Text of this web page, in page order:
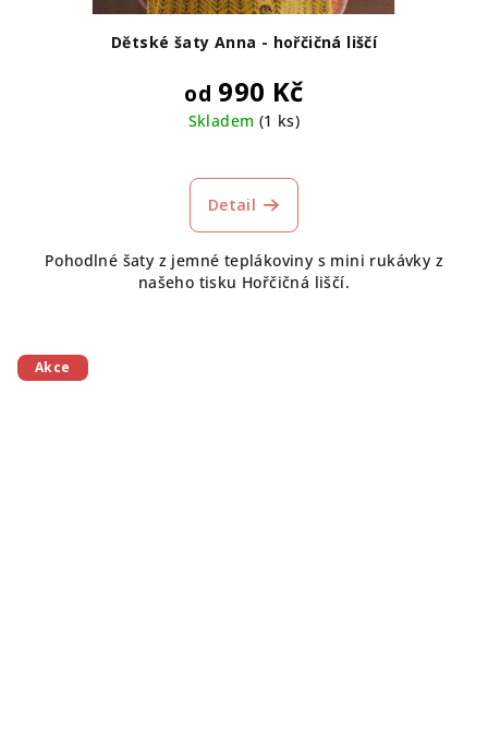
Dětské šaty Anna - hořčičná liščí
od 990 Kč
Skladem (1 ks)
Detail
Pohodlné šaty z jemné teplákoviny s mini rukávky z
našeho tisku Hořčičná liščí.
Akce